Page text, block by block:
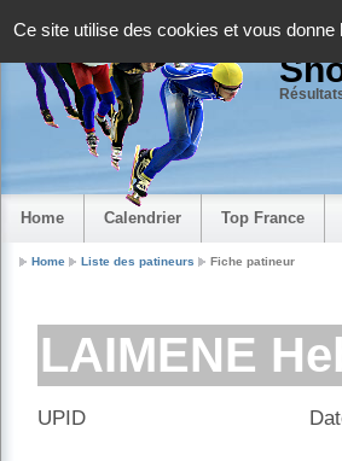
Ce site utilise des cookies et vous
Home Calendrier Top France
Home Liste des patineurs Fiche patineur
LAIMENE
UPID